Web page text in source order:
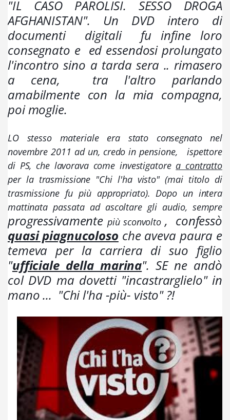
"IL CASO PAROLISI. SESSO DROGA
AFGHANISTAN". Un DVD intero di
documenti  digitali  fu infine loro
consegnato e  ed essendosi prolungato
l'incontro sino a tarda sera .. rimasero
a cena, tra l'altro parlando
amabilmente con la mia compagna,
poi moglie.
LO stesso materiale era stato consegnato nel
novembre 2011 ad un, credo in pensione,   ispettore
di PS, che lavorava come investigatore a contratto
per la trasmissione "Chi l'ha visto" (mai titolo di
trasmissione fu più appropriato). Dopo un intera
mattinata passata ad ascoltare gli audio,
progressivamente più sconvolto
quasi piagnucoloso che aveva paura e
temeva per la carriera di suo figlio
"ufficiale della marina". SE ne andò
col DVD ma dovetti "incastrarglielo" in
mano ... "Chi l'ha -più- visto" ?!